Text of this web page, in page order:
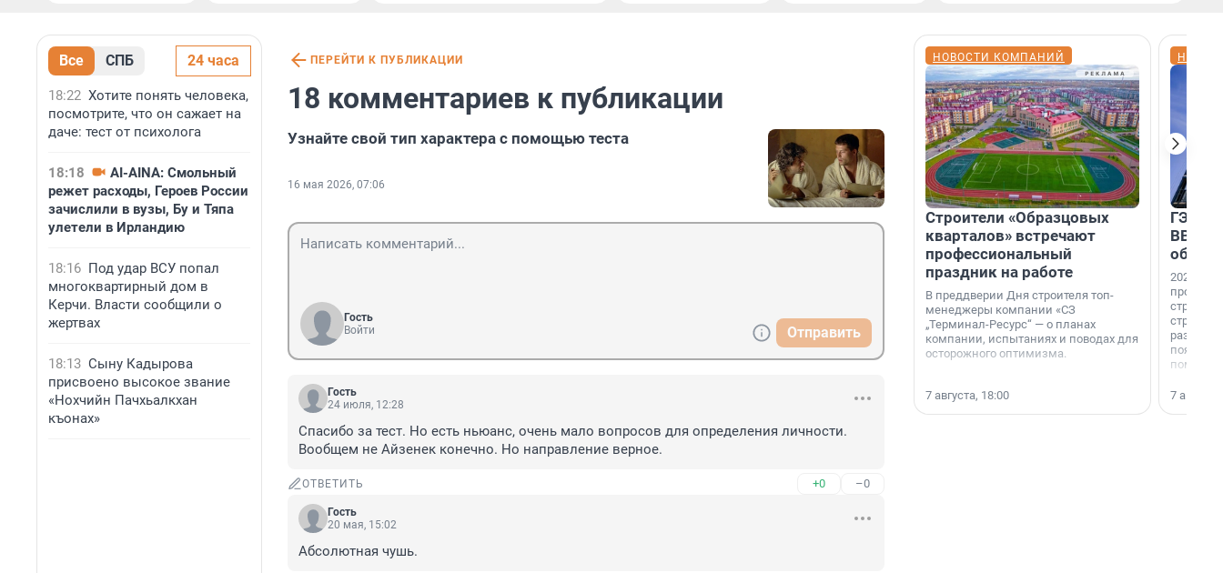
Все СПБ 24 часа
18:22 Хотите понять человека,
посмотрите, что он сажает на
даче: тест от психолога
18:18
AI-AINA: Смольный
режет расходы, Героев России
зачислили в вузы, Бу и Тяпа
улетели в Ирландию
18:16 Под удар ВСУ попал
многоквартирный дом в
Керчи. Власти сообщили о
жертвах
18:13 Сыну Кадырова
присвоено высокое звание
«Нохчийн Пачхьалкхан
къонах»
ПЕРЕЙТИ К ПУБЛИКАЦИИ
18 комментариев к публикации
Узнайте свой тип характера с помощью теста
16 мая 2026, 07:06
Гость
Войти
Отправить
Гость
24 июля, 12:28
Спасибо за тест. Но есть ньюанс, очень мало вопросов для определения личности.
Вообщем не Айзенек конечно. Но направление верное.
ОТВЕТИТЬ +0 –0
Гость
20 мая, 15:02
Абсолютная чушь.
НОВОСТИ КОМПАНИЙ
Строители «Образцовых
кварталов» встречают
профессиональный
праздник на работе
В преддверии Дня строителя топ-
менеджеры компании «СЗ
„Терминал-Ресурс“ — о планах
компании, испытаниях и поводах для
осторожного оптимизма.
7 августа, 18:00
ГЭС,
ВВП: в
об
2026-й —
раз. В
7